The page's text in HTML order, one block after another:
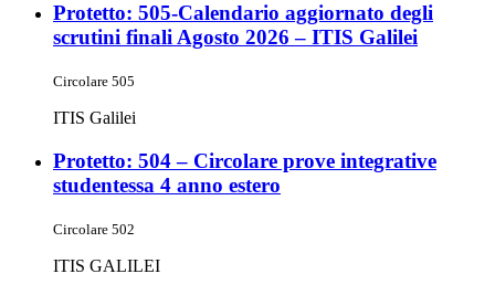
Protetto: 505-Calendario aggiornato degli
scrutini finali Agosto 2026 – ITIS Galilei
Circolare 505
ITIS Galilei
Protetto: 504 – Circolare prove integrative
studentessa 4 anno estero
Circolare 502
ITIS GALILEI